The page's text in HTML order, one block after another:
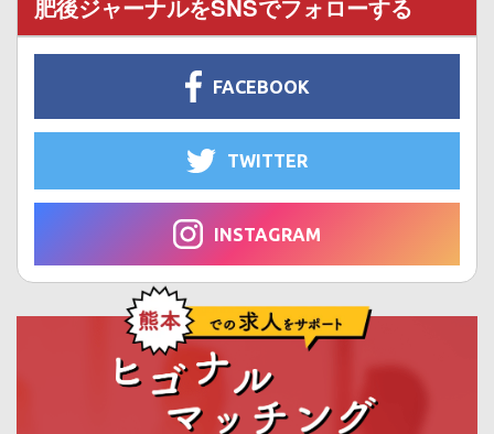
肥後ジャーナルをSNSでフォローする
FACEBOOK
TWITTER
INSTAGRAM